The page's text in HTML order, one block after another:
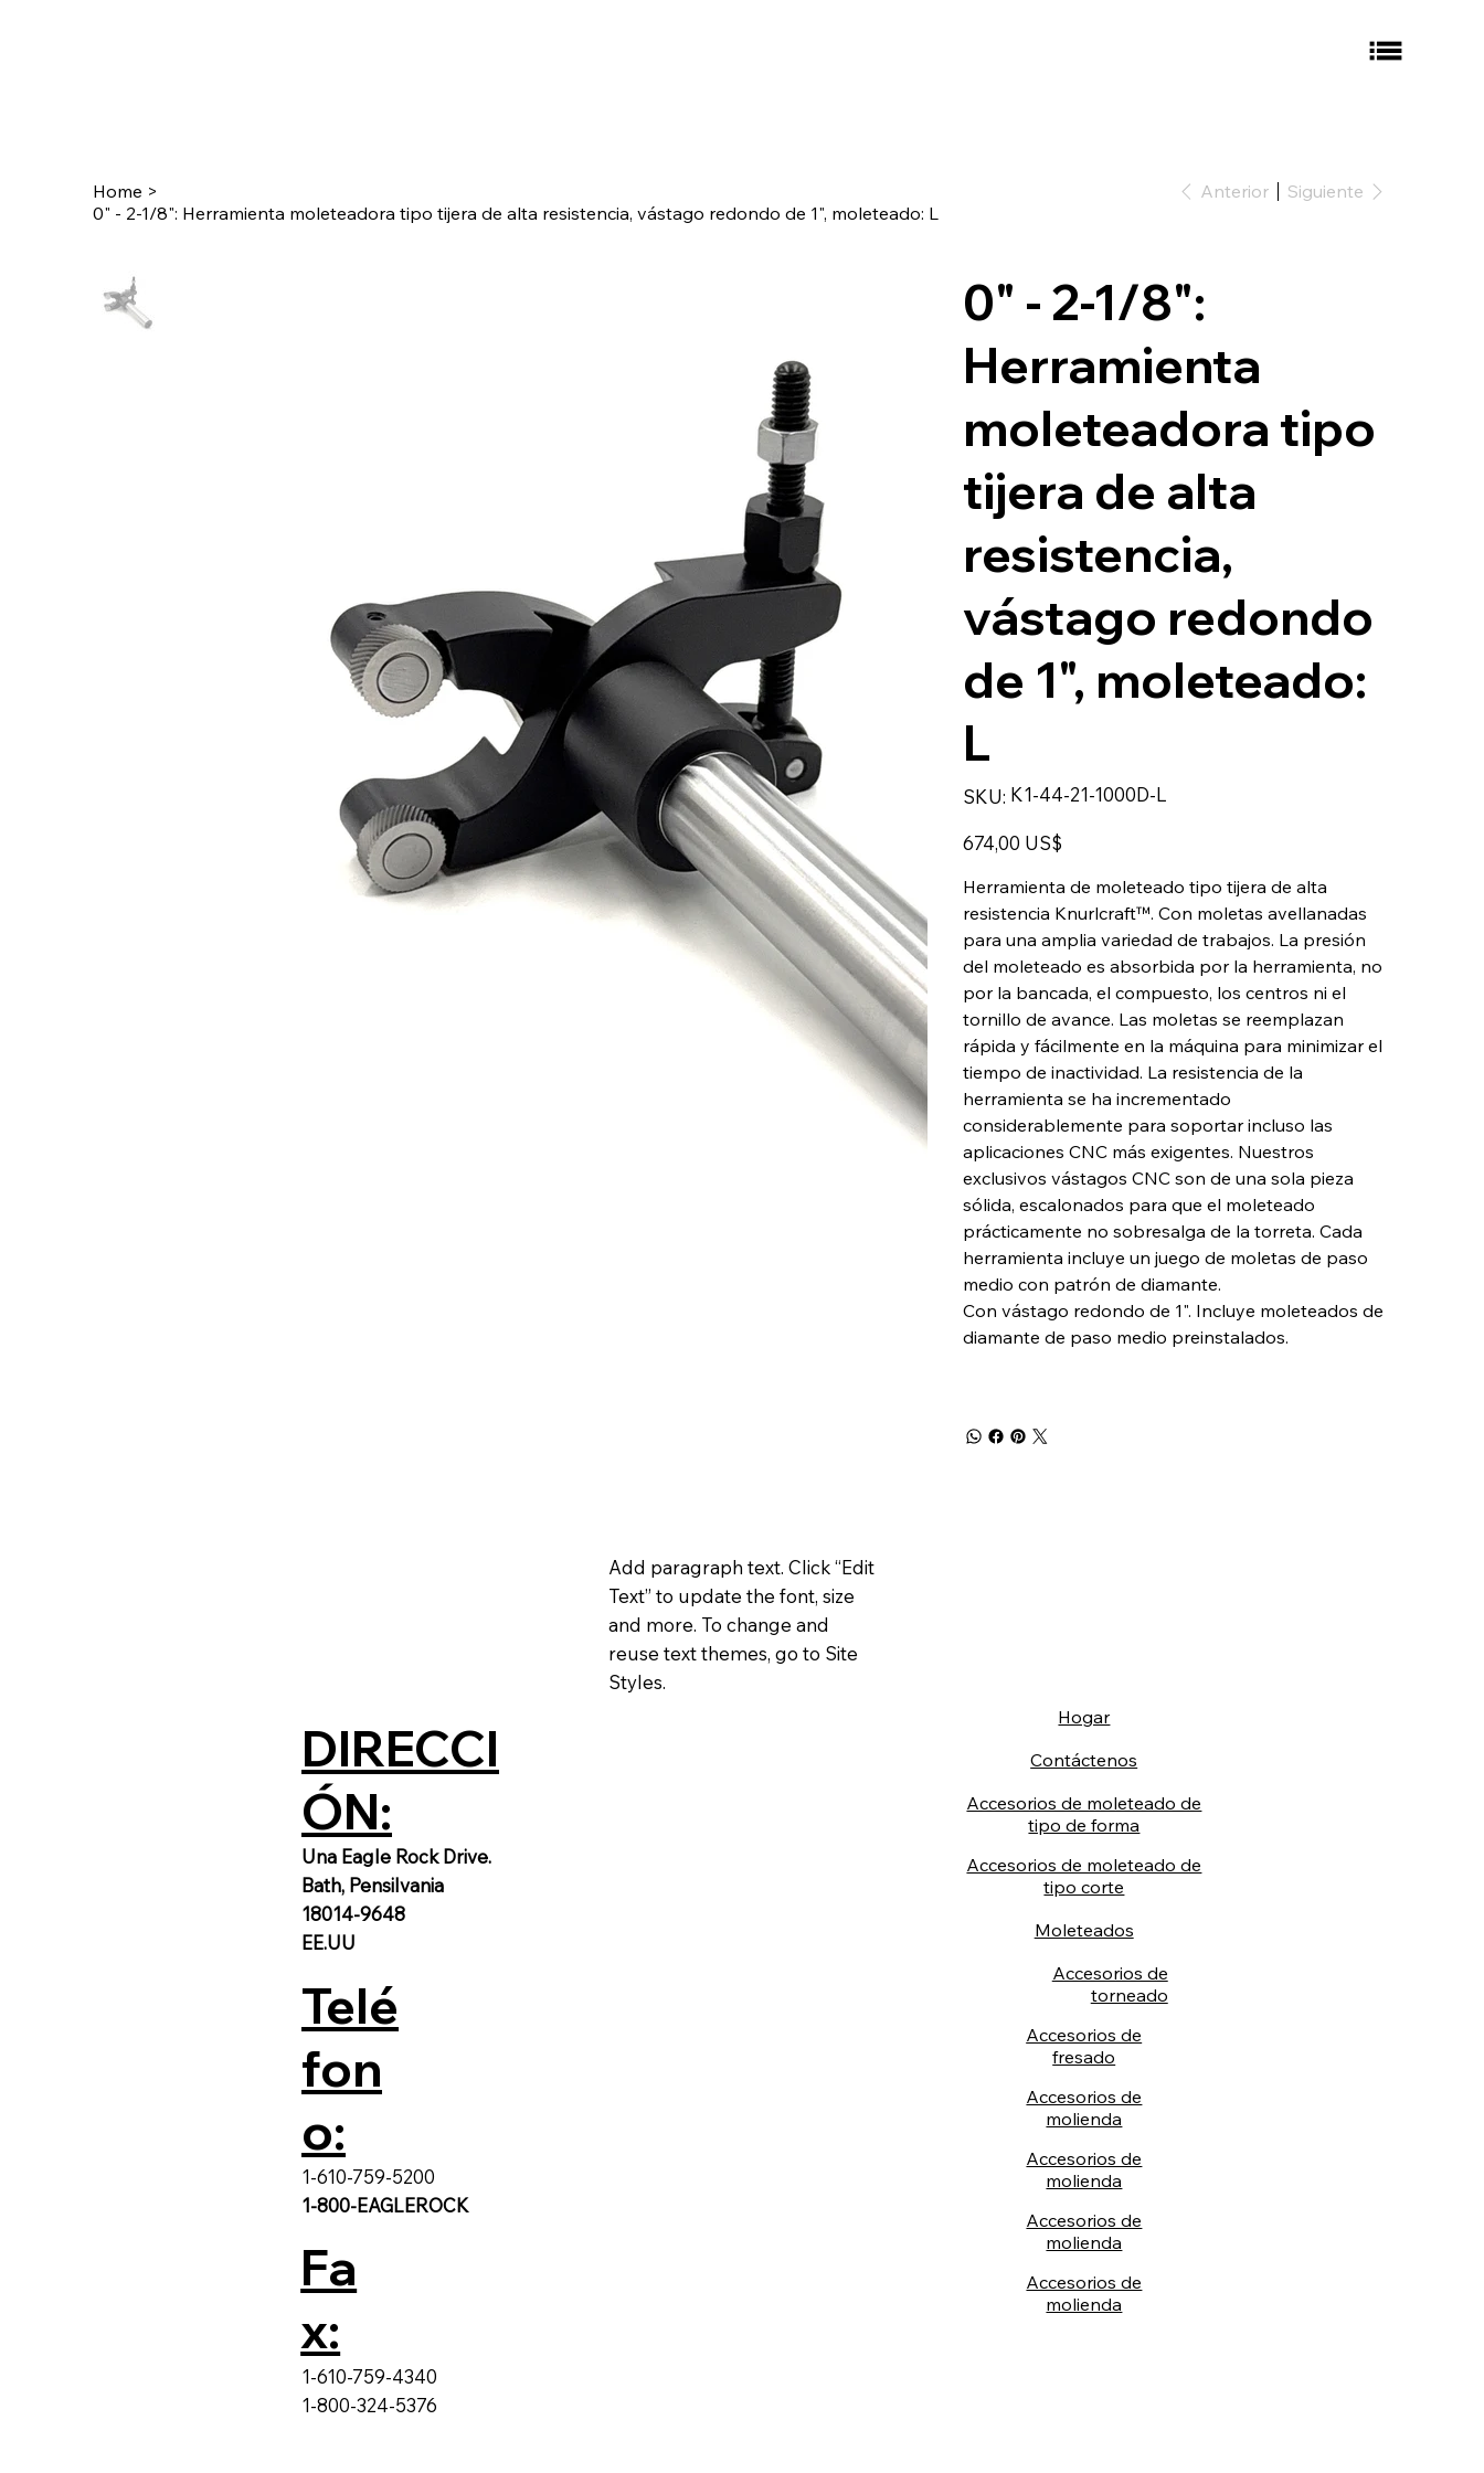
Home >
0" - 2-1/8": Herramienta moleteadora tipo tijera de alta resistencia, vástago redondo de 1", moleteado: L
Anterior Siguiente
0" - 2-1/8":
Herramienta
moleteadora tipo
tijera de alta
resistencia,
vástago redondo
de 1", moleteado:
L
SKU: SKU
K1-
1000D-
L
K1-44-21-1000D-L
Precio
674,00 US$
Herramienta de moleteado tipo tijera de alta
resistencia Knurlcraft™. Con moletas avellanadas
para una amplia variedad de trabajos. La presión
del moleteado es absorbida por la herramienta, no
por la bancada, el compuesto, los centros ni el
tornillo de avance. Las moletas se reemplazan
rápida y fácilmente en la máquina para minimizar el
tiempo de inactividad. La resistencia de la
herramienta se ha incrementado
considerablemente para soportar incluso las
aplicaciones CNC más exigentes. Nuestros
exclusivos vástagos CNC son de una sola pieza
sólida, escalonados para que el moleteado
prácticamente no sobresalga de la torreta. Cada
herramienta incluye un juego de moletas de paso
medio con patrón de diamante.
Con vástago redondo de 1". Incluye moleteados de
diamante de paso medio preinstalados.
Add paragraph text. Click “Edit
Text” to update the font, size
and more. To change and
reuse text themes, go to Site
Styles.
DIRECCI
ÓN:
Una Eagle Rock Drive.
Bath, Pensilvania
18014-9648
EE.UU
Telé
fon
o:
1-610-759-5200
1-800-EAGLEROCK
Fa
x:
1-610-759-4340
1-800-324-5376
Hogar
Contáctenos
Accesorios de moleteado de
tipo de forma
Accesorios de moleteado de
tipo corte
Moleteados
Accesorios de
torneado
Accesorios de
fresado
Accesorios de
molienda
Accesorios de
molienda
Accesorios de
molienda
Accesorios de
molienda